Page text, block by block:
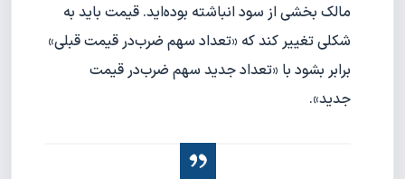
مالک بخشی از سود انباشته بوده‌اید. قیمت باید به
شکلی تغییر کند که «تعداد سهم ضرب‌در قیمت قبلی»
برابر بشود با «تعداد جدید سهم ضرب‌در قیمت
جدید».